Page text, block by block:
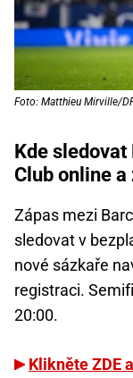
Foto: Matthieu Mirville/
Kde
Club online a
Zápas mezi
sledovat v
nové sázkaře
registraci.
20:00.
Klikněte ZDE